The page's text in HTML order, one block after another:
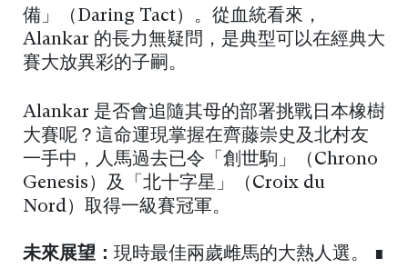
備」（Daring Tact）。從血統看來，
Alankar 的長力無疑問，是典型可以在經典大
賽大放異彩的子嗣。
Alankar 是否會追隨其母的部署挑戰日本橡樹
大賽呢？這命運現掌握在齊藤崇史及北村友
一手中，人馬過去已令「創世駒」（Chrono
Genesis）及「北十字星」（Croix du
Nord）取得一級賽冠軍。
未來展望： 現時最佳兩歲雌馬的大熱人選。 ∎